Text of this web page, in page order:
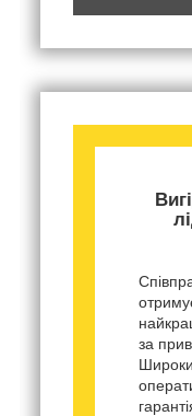
за